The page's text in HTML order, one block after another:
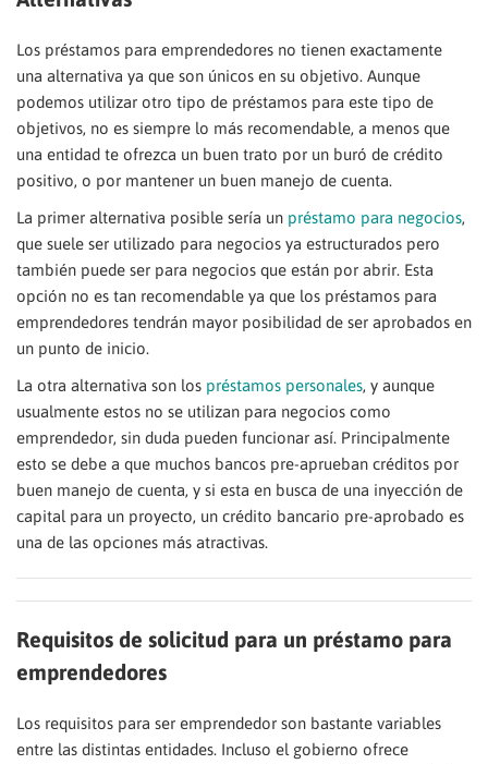
Los préstamos para emprendedores no tienen exactamente
una alternativa ya que son únicos en su objetivo. Aunque
podemos utilizar otro tipo de préstamos para este tipo de
objetivos, no es siempre lo más recomendable, a menos que
una entidad te ofrezca un buen trato por un buró de crédito
positivo, o por mantener un buen manejo de cuenta.
La primer alternativa posible sería un préstamo para negocios,
que suele ser utilizado para negocios ya estructurados pero
también puede ser para negocios que están por abrir. Esta
opción no es tan recomendable ya que los préstamos para
emprendedores tendrán mayor posibilidad de ser aprobados en
un punto de inicio.
La otra alternativa son los préstamos personales, y aunque
usualmente estos no se utilizan para negocios como
emprendedor, sin duda pueden funcionar así. Principalmente
esto se debe a que muchos bancos pre-aprueban créditos por
buen manejo de cuenta, y si esta en busca de una inyección de
capital para un proyecto, un crédito bancario pre-aprobado es
una de las opciones más atractivas.
Requisitos de solicitud para un préstamo para
emprendedores
Los requisitos para ser emprendedor son bastante variables
entre las distintas entidades. Incluso el gobierno ofrece